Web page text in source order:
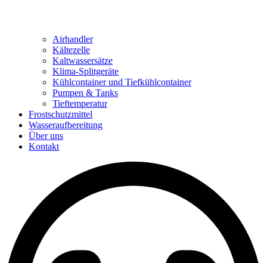
Airhandler
Kältezelle
Kaltwassersätze
Klima-Splitgeräte
Kühlcontainer und Tiefkühlcontainer
Pumpen & Tanks
Tieftemperatur
Frostschutzmittel
Wasseraufbereitung
Über uns
Kontakt